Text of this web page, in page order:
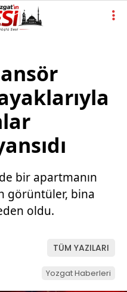
bir apartmanın
görüntüler, bina
oldu.
TÜM YAZILARI
Yozgat Haberleri